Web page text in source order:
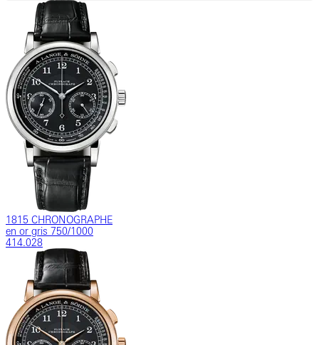
1815 CHRONOGRAPHE
en or gris 750/1000
414.028